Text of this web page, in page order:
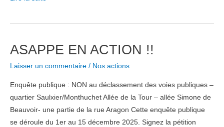
PLU
les
ASAPPE EN ACTION !!
Laisser un commentaire / Nos actions
Enquête publique : NON au déclassement des voies publiques –
quartier Saulxier/Monthuchet Allée de la Tour – allée Simone de
Beauvoir- une partie de la rue Aragon Cette enquête publique
se déroule du 1er au 15 décembre 2025. Signez la pétition